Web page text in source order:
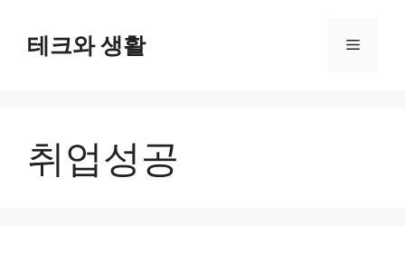
테크와 생활 메
취업성공